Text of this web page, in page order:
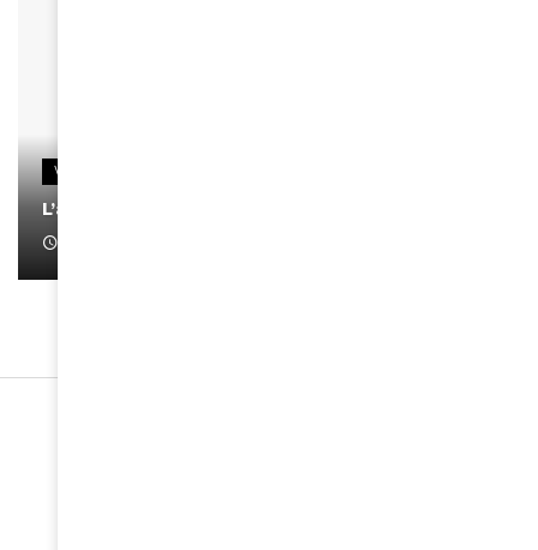
VIDEOS
L’artiste Yoan s’exprime